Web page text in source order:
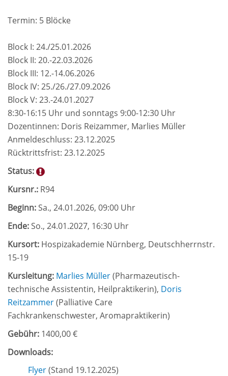
Termin: 5 Blöcke
Block I: 24./25.01.2026
Block II: 20.-22.03.2026
Block III: 12.-14.06.2026
Block IV: 25./26./27.09.2026
Block V: 23.-24.01.2027
8:30-16:15 Uhr und sonntags 9:00-12:30 Uhr
Dozentinnen: Doris Reizammer, Marlies Müller
Anmeldeschluss: 23.12.2025
Rücktrittsfrist: 23.12.2025
Status:
Kursnr.: R94
Beginn:Sa., 24.01.2026, 09:00 Uhr
Ende:So., 24.01.2027, 16:30 Uhr
Kursort: Hospizakademie Nürnberg, Deutschherrnstr.
15-19
Kursleitung: Marlies Müller(Pharmazeutisch-
technische Assistentin, Heilpraktikerin), Doris
Reitzammer(Palliative Care
Fachkrankenschwester, Aromapraktikerin)
Gebühr: 1400,00 €
Downloads:
Flyer(Stand 19.12.2025)